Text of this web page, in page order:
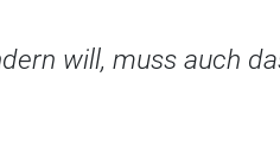
will, muss auch